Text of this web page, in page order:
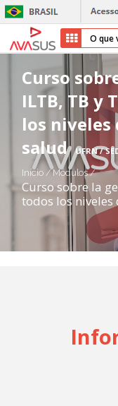
Curso
ILTB, TB y
los niveles
salud UFRN /
Início / Módulos/
Curso sobre la
todos los